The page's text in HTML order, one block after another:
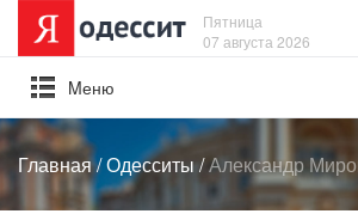
Пятница
07 августа 2026
Mеню
Главная/Одесситы/Александр